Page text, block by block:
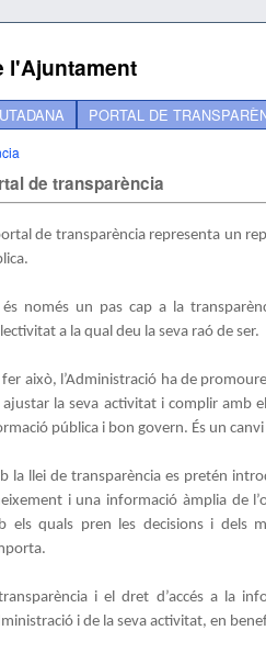
l'Ajuntament
PORTAL DE
de transparència
de transparència representa un
és només un pas cap a la
a la qual deu la seva raó de ser.
fer això, l’Administració ha de
ajustar la seva activitat i complir amb
pública i bon govern. És un
la llei de transparència es pretén
i una informació àmplia de
els quals pren les decisions i dels
i el dret d’accés a la
i de la seva activitat, en